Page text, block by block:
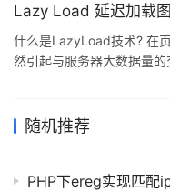
{for($j=$count-1; $j>$i;
Lazy Load 延迟加载
什么是LazyLoad技术? 在
然引起与服务器大数据量
入, 直到用户将页面滚动到
在某些情况下还可以帮助
随机推荐
PHP下ereg实现匹配